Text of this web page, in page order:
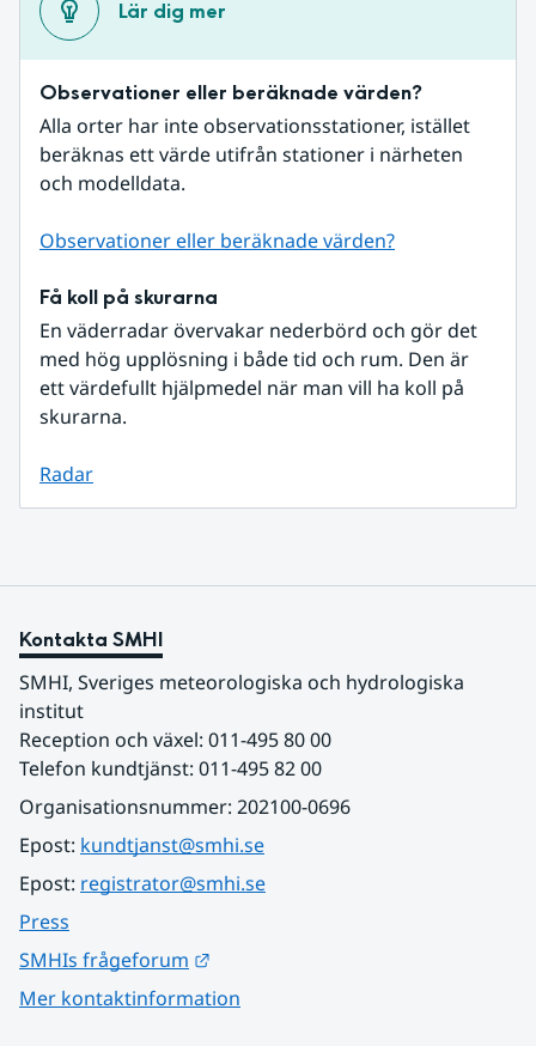
Lär dig mer
Observationer eller beräknade värden?
Alla orter har inte observationsstationer, istället
beräknas ett värde utifrån stationer i närheten
och modelldata.
Observationer eller beräknade värden?
Få koll på skurarna
En väderradar övervakar nederbörd och gör det
med hög upplösning i både tid och rum. Den är
ett värdefullt hjälpmedel när man vill ha koll på
skurarna.
Radar
Kontakta SMHI
SMHI, Sveriges meteorologiska och hydrologiska
institut
Reception och växel: 011-495 80 00
Telefon kundtjänst: 011-495 82 00
Organisationsnummer: 202100-0696
Epost: kundtjanst@smhi.se
Epost: registrator@smhi.se
Press
SMHIs frågeforum
Mer kontaktinformation